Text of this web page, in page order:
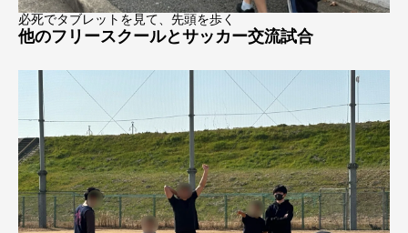
必死でタブレットを見て、先頭を歩く
他のフリースクールとサッカー交流試合